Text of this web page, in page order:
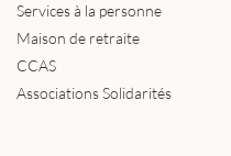
Services à la personne
Maison de retraite
CCAS
Associations Solidarités